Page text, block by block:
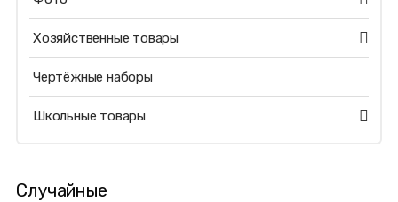
Хозяйственные товары
Чертёжные наборы
Школьные товары
Случайные